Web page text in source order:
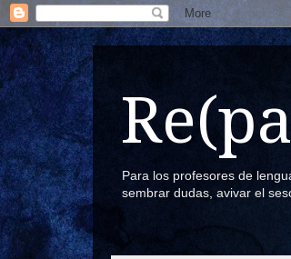
Para los profesores de
sembrar dudas, avivar el